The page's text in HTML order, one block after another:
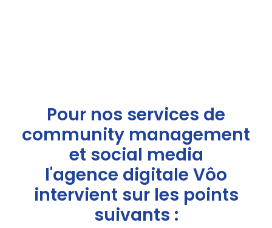
Pour nos services de
community management
et social media
l'agence digitale Vôo
intervient sur les points
suivants :